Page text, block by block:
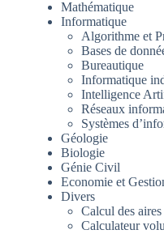
Mathématique
Informatique
Algorithme et
Bases de
Bureautique
Informatique
Intelligence
Réseaux
Systèmes
Géologie
Biologie
Génie Civil
Economie et
Divers
Calcul des
Calculateur